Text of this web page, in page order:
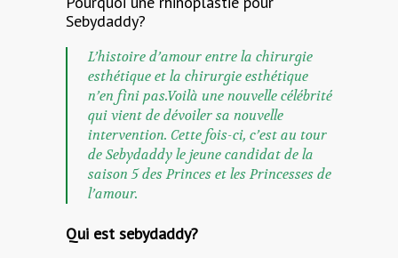
Sebydaddy?
L’histoire d’amour entre la chirurgie
esthétique et la chirurgie esthétique
n’en fini pas.Voilà une nouvelle célébrité
qui vient de dévoiler sa nouvelle
intervention. Cette fois-ci, c’est au tour
de Sebydaddy le jeune candidat de la
saison 5 des Princes et les Princesses de
l’amour.
Qui est sebydaddy?